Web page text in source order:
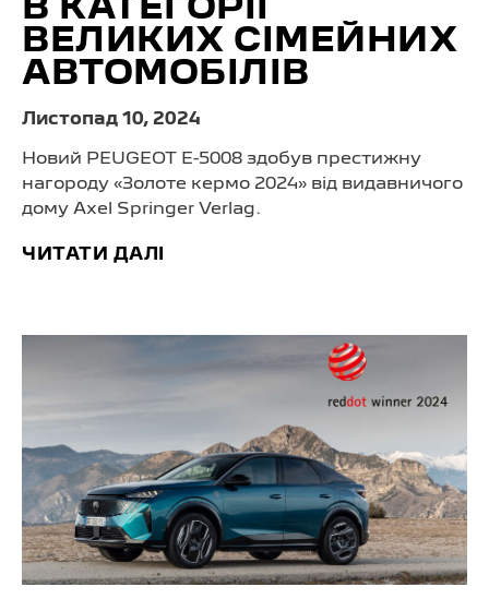
В КАТЕГОРІЇ
ВЕЛИКИХ СІМЕЙНИХ
АВТОМОБІЛІВ
Листопад 10, 2024
Новий PEUGEOT E-5008 здобув престижну
нагороду «Золоте кермо 2024» від видавничого
дому Axel Springer Verlag.
ЧИТАТИ ДАЛІ